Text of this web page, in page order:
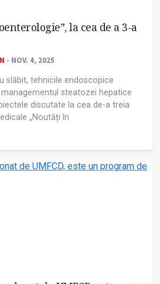
la cea de a 3-a
- NOV. 4, 2025
slăbit, tehnicile endoscopice
steatozei hepatice
discutate la cea de-a treia
„Noutăți în